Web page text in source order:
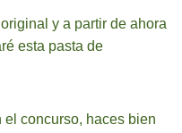
y a partir de ahora
esta pasta de
el concurso, haces bien